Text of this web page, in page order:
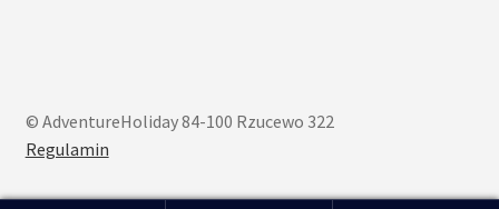
© AdventureHoliday 84-100 Rzucewo 322
Regulamin